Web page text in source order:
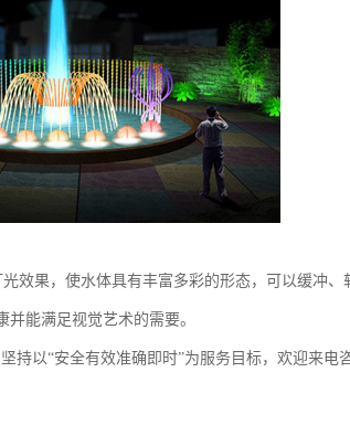
效果，使水体具有丰富多彩的形态，可以缓冲、
能满足视觉艺术的需要。
持以“安全有效准确即时”为服务目标，欢迎来电